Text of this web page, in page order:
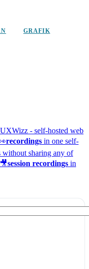
GRAFIK
UXWizz - self-hosted web
recordings in one self-
without sharing any of
session recordings in